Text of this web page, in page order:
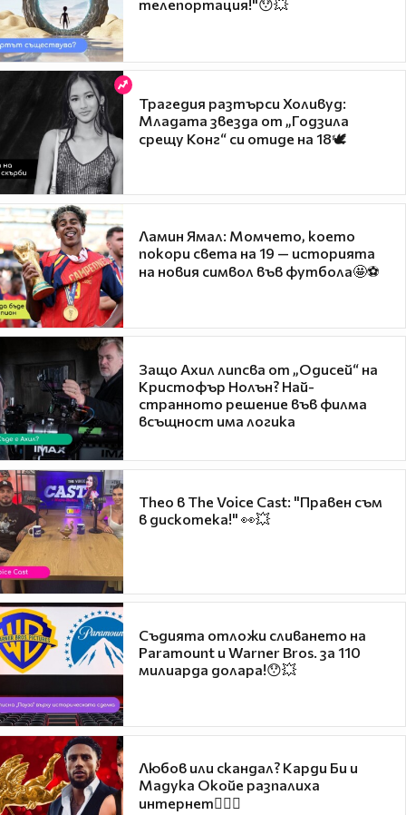
телепортация!"😯💥
Трагедия разтърси Холивуд:
Младата звезда от „Годзила
срещу Конг“ си отиде на 18🕊️
Ламин Ямал: Момчето, което
покори света на 19 — историята
на новия символ във футбола🤩⚽
Защо Ахил липсва от „Одисей“ на
Кристофър Нолън? Най-
странното решение във филма
всъщност има логика
Theo в The Voice Cast: "Правен съм
в дискотека!" 👀💥
Съдията отложи сливането на
Paramount и Warner Bros. за 110
милиарда долара!😯💥
Любов или скандал? Карди Би и
Мадука Окойе разпалиха
интернет❤️‍🔥🔥